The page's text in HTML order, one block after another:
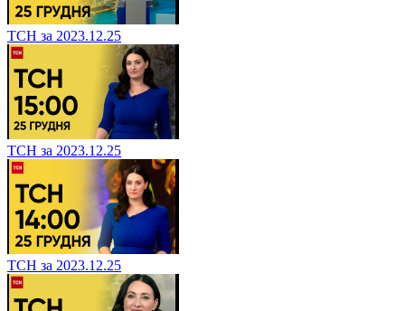
ТСН за 2023.12.25
ТСН за 2023.12.25
ТСН за 2023.12.25